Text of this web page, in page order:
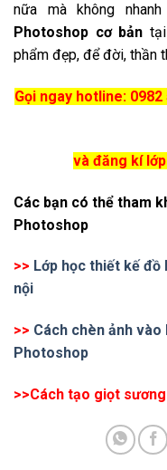
nữa mà không
Photoshop cơ bản
phẩm đẹp, để đời, thần
Gọi ngay hotline:
và đăng kí
Các bạn có thể tham
Photoshop
>> Lớp học thiết kế
nội
>> Cách chèn ảnh
Photoshop
>>Cách tạo giọt